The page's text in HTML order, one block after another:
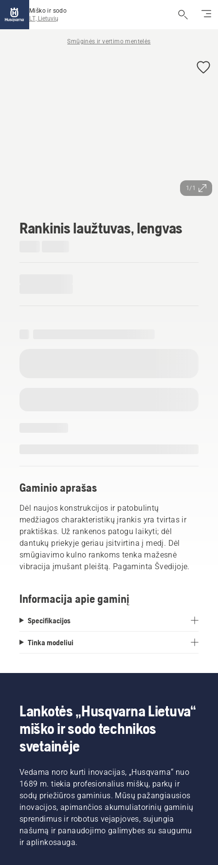
Miško ir sodo
LT, Lietuvių
Smūginės ir vertimo mentelės
1/1
Rankinis laužtuvas, lengvas
Gaminio aprašas
Dėl naujos konstrukcijos ir patobulintų
medžiagos charakteristikų įrankis yra tvirtas ir
praktiškas. Už rankenos patogu laikyti; dėl
dantukų priekyje geriau įsitvirtina į medį. Dėl
smūgiavimo kulno rankoms tenka mažesnė
vibracija įmušant pleištą. Pagaminta Švedijoje.
Informacija apie gaminį
Specifikacijos
Tinka modeliui
Lankotės „Husqvarna Lietuva“
miško ir sodo technikos
svetainėje
Vedama noro kurti inovacijas, „Husqvarna“ nuo
1689 m. tiekia profesionalius miškų, parkų ir
sodų priežiūros gaminius. Mūsų pažangiausios
inovacijos, apimančios akumuliatorinių gaminių
sprendimus ir robotus vejapjoves, sujungia
našumą ir panaudojimo galimybes su saugumu
ir aplinkosauga.